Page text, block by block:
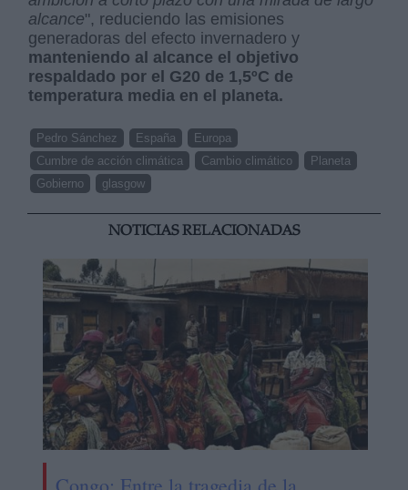
alcance", reduciendo las emisiones
generadoras del efecto invernadero y
manteniendo al alcance el objetivo
respaldado por el G20 de 1,5ºC de
temperatura media en el planeta.
Pedro Sánchez España
Europa
Cumbre de acción climática
Cambio climático
Planeta
Gobierno
glasgow
NOTICIAS RELACIONADAS